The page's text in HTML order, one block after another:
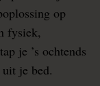
op
fysiek,
je ’s ochtends
je bed.